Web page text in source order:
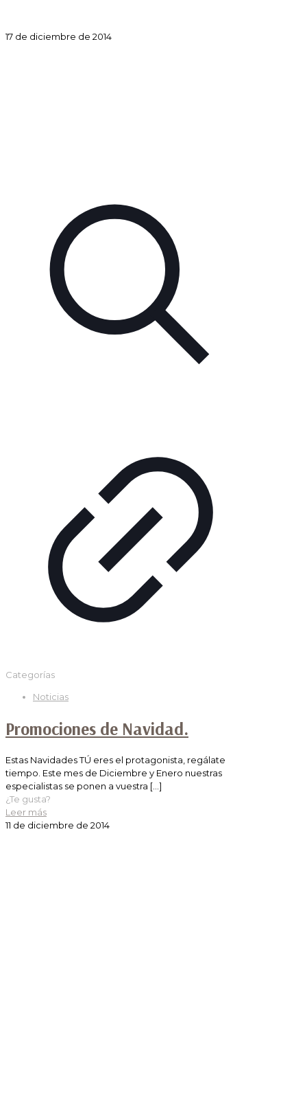
17 de diciembre de 2014
Categorías
Noticias
Promociones de Navidad.
Estas Navidades TÚ eres el protagonista, regálate
tiempo. Este mes de Diciembre y Enero nuestras
especialistas se ponen a vuestra […]
¿Te gusta?
Leer más
11 de diciembre de 2014